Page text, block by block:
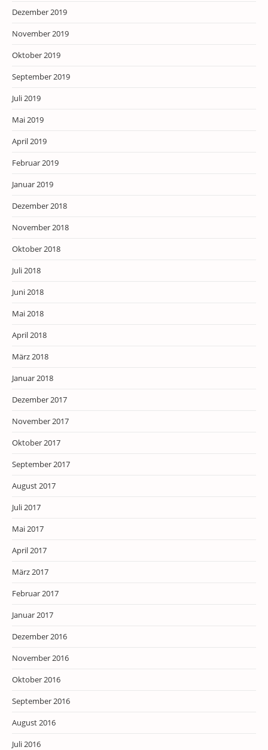
Dezember 2019
November 2019
Oktober 2019
September 2019
Juli 2019
Mai 2019
April 2019
Februar 2019
Januar 2019
Dezember 2018
November 2018
Oktober 2018
Juli 2018
Juni 2018
Mai 2018
April 2018
März 2018
Januar 2018
Dezember 2017
November 2017
Oktober 2017
September 2017
August 2017
Juli 2017
Mai 2017
April 2017
März 2017
Februar 2017
Januar 2017
Dezember 2016
November 2016
Oktober 2016
September 2016
August 2016
Juli 2016